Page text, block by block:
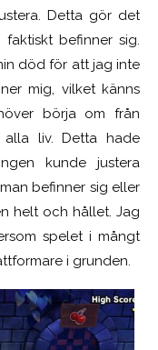
Detta gör det
befinner sig.
död för att jag inte
mig, vilket känns
börja om från
liv. Detta hade
kunde justera
befinner sig eller
helt och hållet. Jag
spelet i mångt
i grunden.